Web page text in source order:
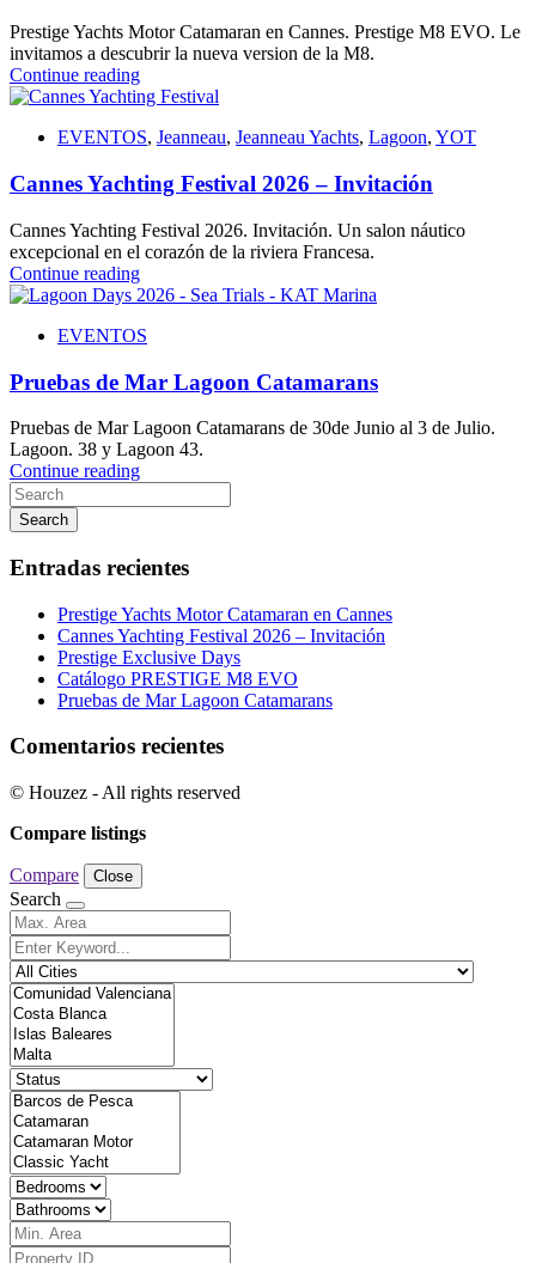
Prestige Yachts Motor Catamaran en Cannes. Prestige M8 EVO. Le
invitamos a descubrir la nueva version de la M8.
Continue reading
EVENTOS, Jeanneau, Jeanneau Yachts, Lagoon, YOT
Cannes Yachting Festival 2026 – Invitación
Cannes Yachting Festival 2026. Invitación. Un salon náutico
excepcional en el corazón de la riviera Francesa.
Continue reading
EVENTOS
Pruebas de Mar Lagoon Catamarans
Pruebas de Mar Lagoon Catamarans de 30de Junio al 3 de Julio.
Lagoon. 38 y Lagoon 43.
Continue reading
Search
Entradas recientes
Prestige Yachts Motor Catamaran en Cannes
Cannes Yachting Festival 2026 – Invitación
Prestige Exclusive Days
Catálogo PRESTIGE M8 EVO
Pruebas de Mar Lagoon Catamarans
Comentarios recientes
© Houzez - All rights reserved
Compare listings
Compare Close
Search